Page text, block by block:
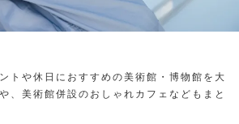
トや休日におすすめの美術館・博物館を大
、美術館併設のおしゃれカフェなどもまと